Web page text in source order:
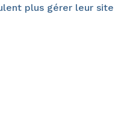
plus gérer leur